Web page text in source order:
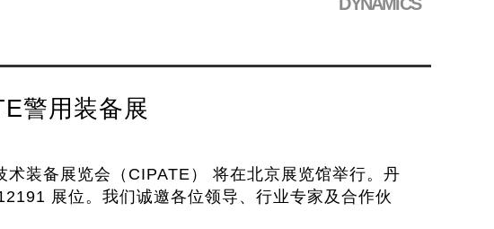
警用装备展
装备展览会（CIPATE） 将在北京展览馆举行。丹
展位。我们诚邀各位领导、行业专家及合作伙